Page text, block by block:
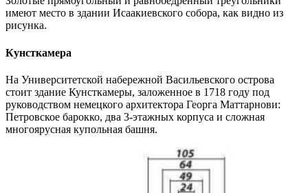
имеют место в здании Исаакиевского собора, как видно из
рисунка.
Кунсткамера
На Университетской набережной Васильевского острова
стоит здание Кунсткамеры, заложенное в 1718 году под
руководством немецкого архитектора Георга Маттарнови:
Петровское барокко, два 3-этажных корпуса и сложная
многоярусная купольная башня.